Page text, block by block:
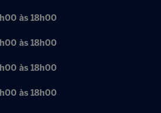
às 18h00
às 18h00
às 18h00
às 18h00